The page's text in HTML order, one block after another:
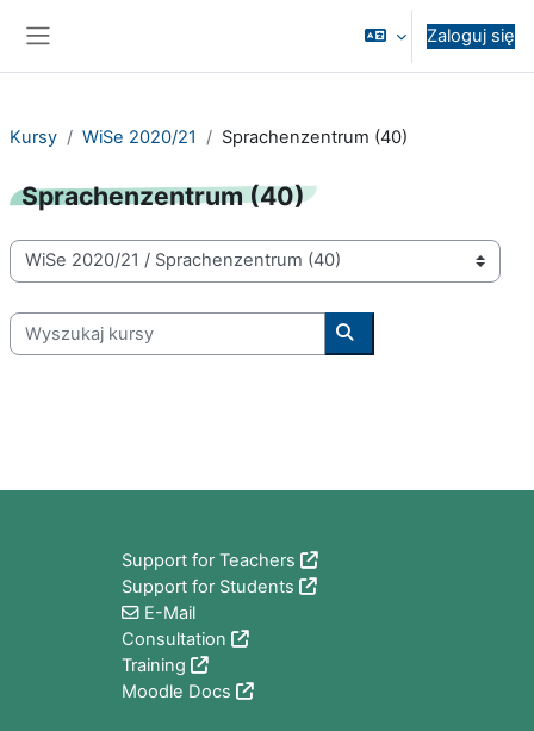
Zaloguj się
Kursy WiSe 2020/21 Sprachenzentrum (40)
Sprachenzentrum (40)
Kategorie kursów
Wyszukaj kursy
Wyszukaj kursy
Support for Teachers
Support for Students
E-Mail
Consultation
Training
Moodle Docs